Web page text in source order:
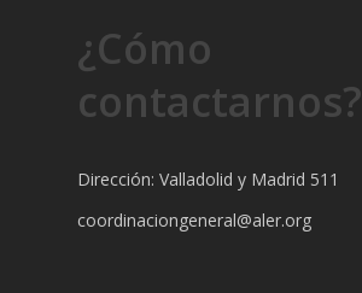
¿Cómo
contactarnos?
Dirección: Valladolid y Madrid 511
coordinaciongeneral@aler.org